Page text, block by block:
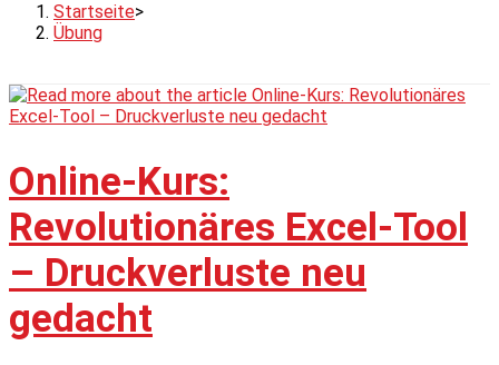
Startseite>
Übung
Online-Kurs:
Revolutionäres Excel-Tool
– Druckverluste neu
gedacht